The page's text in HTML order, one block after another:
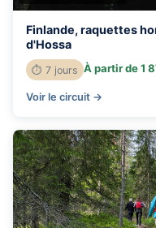
Finlande, raquettes
d'Hossa
⏱ 7 jours À partir de 1
Voir le circuit →